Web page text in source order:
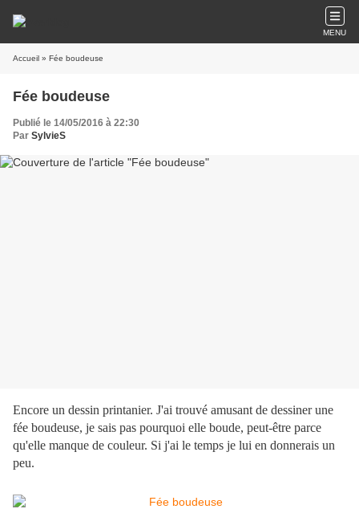
MENU
Accueil » Fée boudeuse
Fée boudeuse
Publié le 14/05/2016 à 22:30
Par SylvieS
Encore un dessin printanier. J'ai trouvé amusant de dessiner une
fée boudeuse, je sais pas pourquoi elle boude, peut-être parce
qu'elle manque de couleur. Si j'ai le temps je lui en donnerais un
peu.